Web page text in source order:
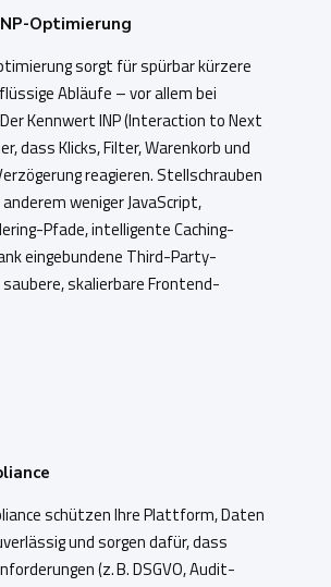
Optimierung
sorgt für spürbar kürzere
Abläufe – vor allem bei
Kennwert INP (Interaction to Next
dass Klicks, Filter, Warenkorb und
reagieren. Stellschrauben
weniger JavaScript,
Pfade, intelligente Caching-
eingebundene Third-Party-
skalierbare Frontend-
schützen Ihre Plattform, Daten
und sorgen dafür, dass
(z. B. DSGVO, Audit-